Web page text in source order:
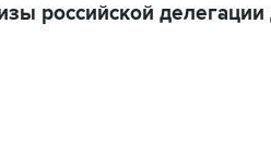
российской